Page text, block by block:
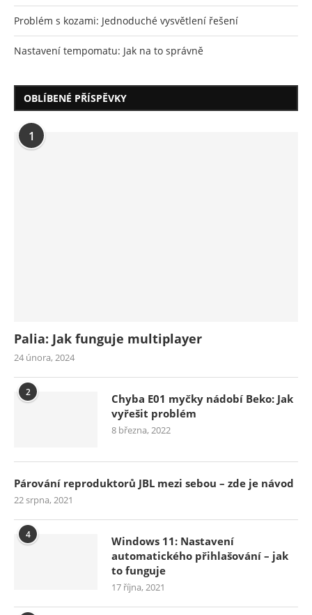
Problém s kozami: Jednoduché vysvětlení řešení
Nastavení tempomatu: Jak na to správně
OBLÍBENÉ PŘÍSPĚVKY
1
Palia: Jak funguje multiplayer
24 února, 2024
2
Chyba E01 myčky nádobí Beko: Jak
vyřešit problém
8 března, 2022
Párování reproduktorů JBL mezi sebou – zde je návod
22 srpna, 2021
4
Windows 11: Nastavení
automatického přihlašování – jak
to funguje
17 října, 2021